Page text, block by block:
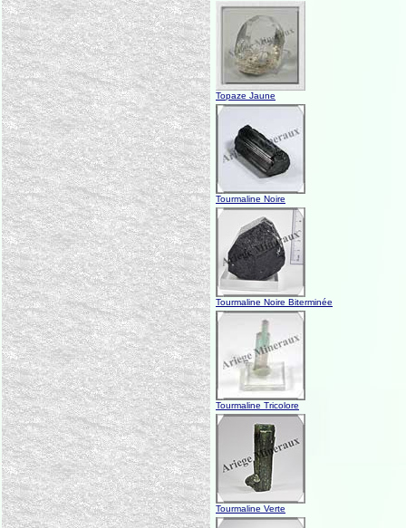
Topaze Jaune
Tourmaline Noire
Tourmaline Noire Biterminée
Tourmaline Tricolore
Tourmaline Verte